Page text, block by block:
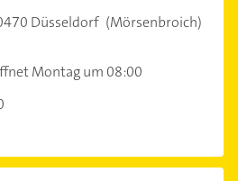
Düsseldorf (Mörsenbroich)
Montag um 08:00